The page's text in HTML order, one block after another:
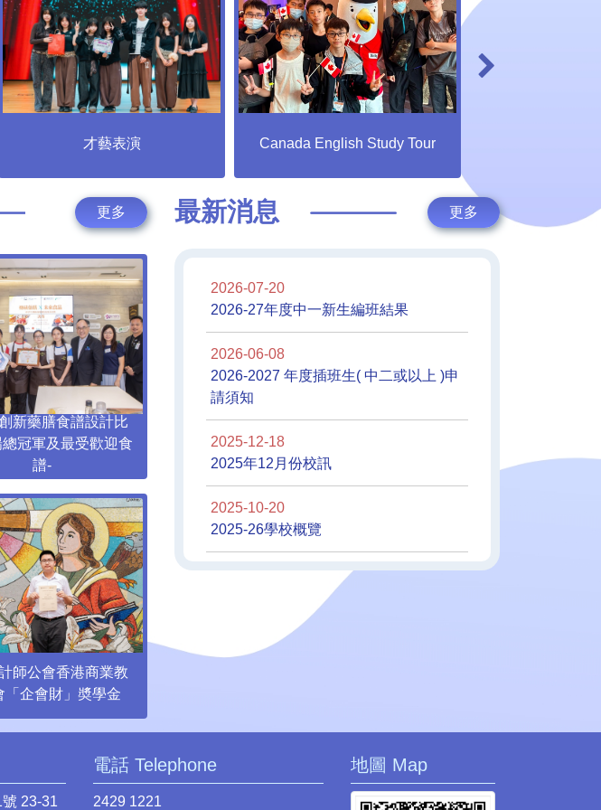
才藝表演 Canada English Study Tour
更多
新藥膳食譜設計比
冠軍及最受歡迎食
譜-
師公會香港商業教
「企會財」奬學金
香港課外活動優秀學生表揚
獎 - 4A梁穎琳
中國香港學界體育聯會葵青
最新消息 更多
2026-07-20
2026-27年度中一新生編班結果
2026-06-08
2026-2027 年度插班生( 中二或以上 )申
請須知
2025-12-18
2025年12月份校訊
2025-10-20
2025-26學校概覽
23-31
電話 Telephone
2429 1221
地圖 Map